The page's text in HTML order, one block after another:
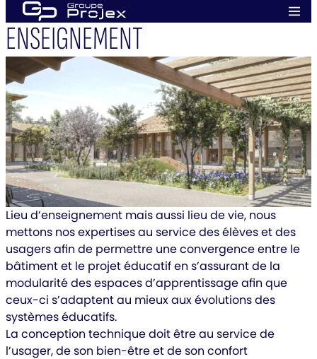
Aller
au
contenu
Groupe
Projex
ENSEIGNEMENT
Lieu d’enseignement mais aussi lieu de vie, nous
mettons nos expertises au service des élèves et des
usagers afin de permettre une convergence entre le
bâtiment et le projet éducatif en s’assurant de la
modularité des espaces d’apprentissage afin que
ceux-ci s’adaptent au mieux aux évolutions des
systèmes éducatifs.​
La conception technique doit être au service de
l’usager, de son bien-être et de son confort